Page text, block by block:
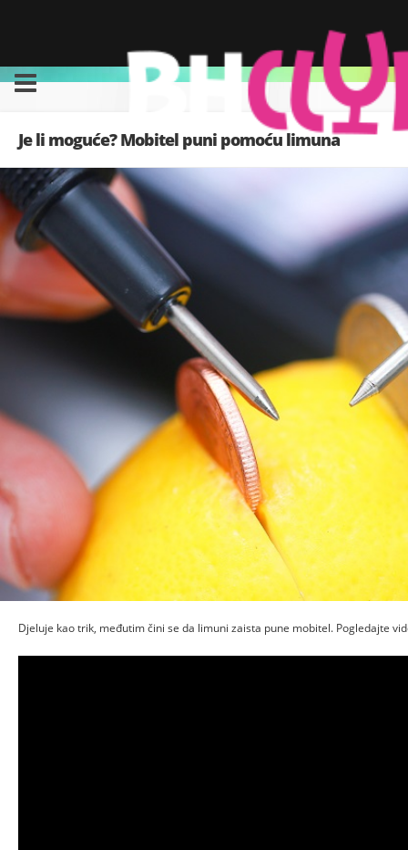
Je li moguće? Mobitel puni pomoću limuna
Djeluje kao trik, međutim čini se da limuni zaista pune mobitel. Pogledajte